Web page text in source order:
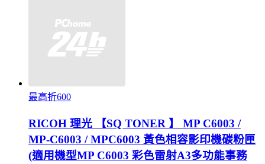
最高折600
RICOH 理光 【SQ TONER 】 MP C6003 /
MP-C6003 / MPC6003 黃色相容影印機碳粉匣
(適用機型MP C6003 彩色雷射A3多功能事務